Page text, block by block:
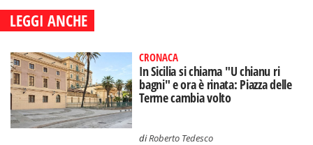
LEGGI ANCHE
CRONACA
In Sicilia si chiama "U chianu ri
bagni" e ora è rinata: Piazza delle
Terme cambia volto
diRoberto Tedesco